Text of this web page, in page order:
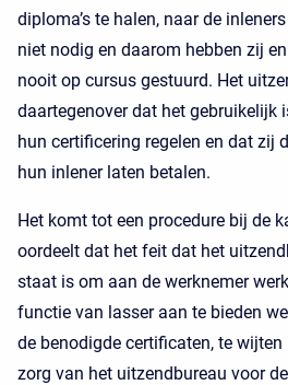
diploma’s te halen, naar de
niet nodig en daarom hebben zij
nooit op cursus gestuurd. Het
daartegenover dat het gebruikelijk
hun certificering regelen en dat zij
hun inlener laten betalen.
Het komt tot een procedure bij de
oordeelt dat het feit dat het
staat is om aan de werknemer
functie van lasser aan te bieden
de benodigde certificaten, te
zorg van het uitzendbureau voor